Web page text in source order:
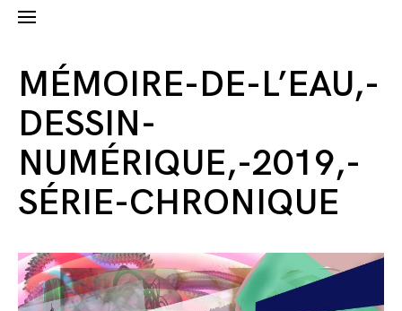
MÉMOIRE-DE-L’EAU,-
DESSIN-
NUMÉRIQUE,-2019,-
SÉRIE-CHRONIQUE